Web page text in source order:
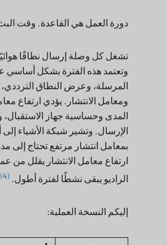
دورة العمل هي القاعدة. وقت
تشغل كل وصلة إرسال نطاقًا
وتعتمد هذه الفترة بشكل أساسي
المرسلة، وعرض النطاق
ومعامل الانتشار. يؤدي ارتفاع
المدى وحساسية جهاز الاستقبال،
الإرسال. وتشير شبكة الأشياء إلى
بمعامل انتشار مرتفع تحتاج إلى
ارتفاع معامل الانتشار يقلل من
الراديو يبقى نشطًا لفترة أطول. (4)
إليكم النسخة العملية: